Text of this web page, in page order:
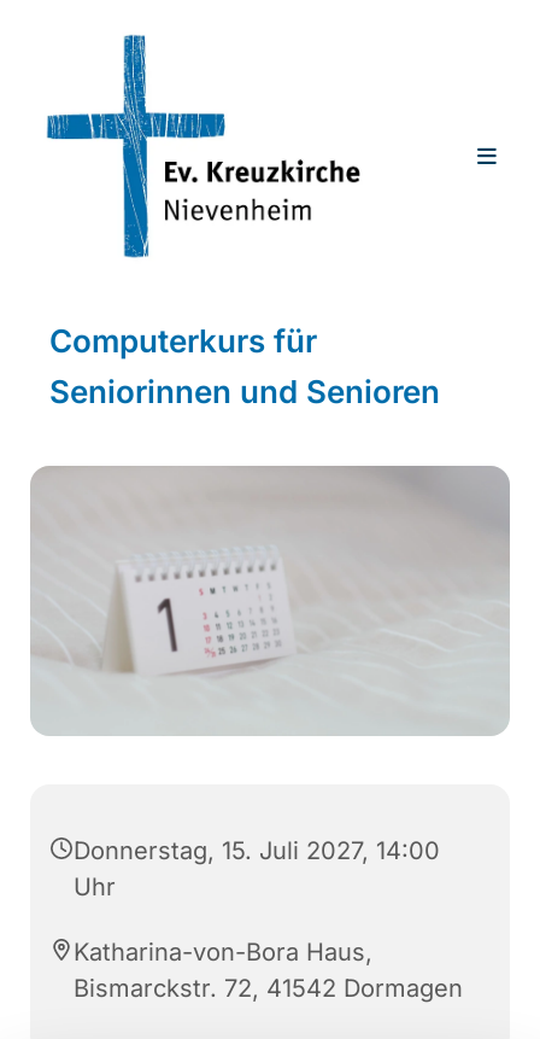
Computerkurs für
Seniorinnen und Senioren
Donnerstag, 15. Juli 2027, 14:00
Uhr
Katharina-von-Bora Haus,
Bismarckstr. 72, 41542 Dormagen